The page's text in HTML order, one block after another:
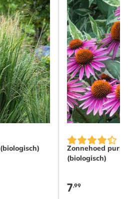
Zonnehoed
(biologisch)
7,99